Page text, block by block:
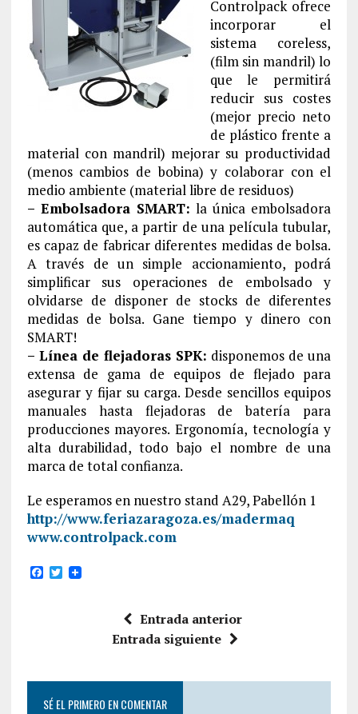
Controlpack ofrece
incorporar el
sistema coreless,
(film sin mandril) lo
que le permitirá
reducir sus costes
(mejor precio neto
de plástico frente a
material con mandril) mejorar su productividad
(menos cambios de bobina) y colaborar con el
medio ambiente (material libre de residuos)
– Embolsadora SMART: la única embolsadora
automática que, a partir de una película tubular,
es capaz de fabricar diferentes medidas de bolsa.
A través de un simple accionamiento, podrá
simplificar sus operaciones de embolsado y
olvidarse de disponer de stocks de diferentes
medidas de bolsa. Gane tiempo y dinero con
SMART!
– Línea de flejadoras SPK: disponemos de una
extensa de gama de equipos de flejado para
asegurar y fijar su carga. Desde sencillos equipos
manuales hasta flejadoras de batería para
producciones mayores. Ergonomía, tecnología y
alta durabilidad, todo bajo el nombre de una
marca de total confianza.
Le esperamos en nuestro stand A29, Pabellón 1
http://www.feriazaragoza.es/madermaq
www.controlpack.com
F T
Entrada anterior
Entrada siguiente
SÉ EL PRIMERO EN COMENTAR